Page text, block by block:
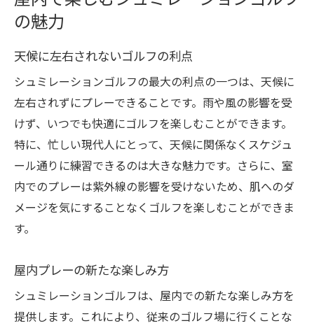
シュミレーションゴルフで技術力を向上
スキル向上のための具体的な方法
の魅力
天候に左右されないゴルフの利点
シュミレーションゴルフの最大の利点の一つは、天候に
左右されずにプレーできることです。雨や風の影響を受
けず、いつでも快適にゴルフを楽しむことができます。
特に、忙しい現代人にとって、天候に関係なくスケジュ
ール通りに練習できるのは大きな魅力です。さらに、室
内でのプレーは紫外線の影響を受けないため、肌へのダ
メージを気にすることなくゴルフを楽しむことができま
す。
屋内プレーの新たな楽しみ方
シュミレーションゴルフは、屋内での新たな楽しみ方を
提供します。これにより、従来のゴルフ場に行くことな